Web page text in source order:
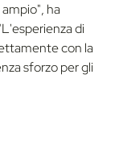
ha
di
con la
sforzo per gli